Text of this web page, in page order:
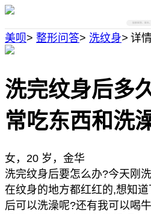
搜索医院、医生
美呗> 整形问答> 洗纹身> 详
洗完纹身后多
常吃东西和洗
女，20 岁，金华
洗完纹身后要怎么办?今天刚
在纹身的地方都红红的,想知
后可以洗澡呢?还有我可以喝